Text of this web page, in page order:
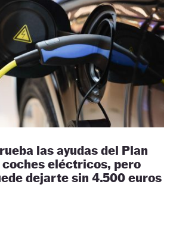
las ayudas del Plan
eléctricos, pero
dejarte sin 4.500 euros